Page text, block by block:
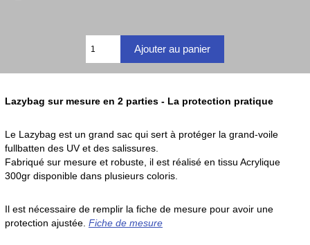
Lazybag sur mesure en 2 parties - La protection pratique
Le Lazybag est un grand sac qui sert à protéger la grand-voile
fullbatten des UV et des salissures.
Fabriqué sur mesure et robuste, il est réalisé en tissu Acrylique
300gr disponible dans plusieurs coloris.
Il est nécessaire de remplir la fiche de mesure pour avoir une
protection ajustée. Fiche de mesure